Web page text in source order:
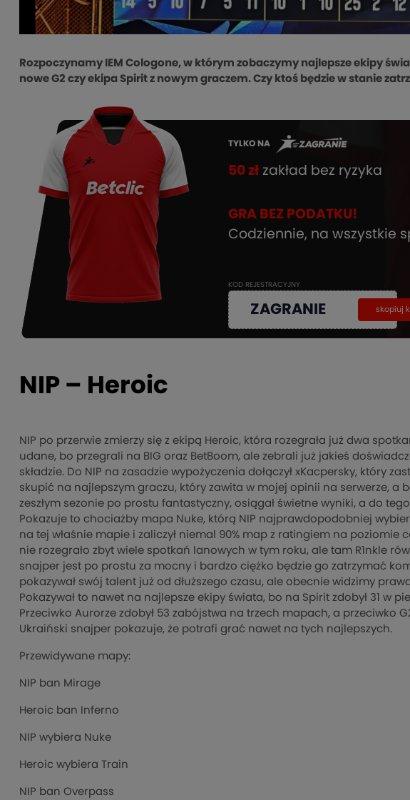
Rozpoczynamy IEM Cologone, w którym zobaczymy najlepsze ekipy
nowe G2 czy ekipa Spirit z nowym graczem. Czy ktoś będzie w stanie
TYLKO NA
50 zł zakład bez ryzyka
GRA BEZ PODATKU!
Codziennie, na wszystkie
KOD REJESTRACYJNY
ZAGRANIE kopiuj
skopiuj
NIP – Heroic
NIP po przerwie zmierzy się z ekipą Heroic, która rozegrała już dwa
udane, bo przegrali na BIG oraz BetBoom, ale zebrali już jakieś
składzie. Do NIP na zasadzie wypożyczenia dołączył xKacpersky, który
skupić na najlepszym graczu, który zawita w mojej opinii na serwerze, a
zeszłym sezonie po prostu fantastyczny, osiągał świetne wyniki, a do
Pokazuje to chociażby mapa Nuke, którą NIP najprawdopodobniej
na tej właśnie mapie i zaliczył niemal 90% map z ratingiem na poziomie
nie rozegrało zbyt wiele spotkań lanowych w tym roku, ale tam R1nkle
snajper jest po prostu za mocny i bardzo ciężko będzie go zatrzymać
pokazywał swój talent już od dłuższego czasu, ale obecnie widzimy
Pokazywał to nawet na najlepsze ekipy świata, bo na Spirit zdobył 31 w
Przeciwko Aurorze zdobył 53 zabójstwa na trzech mapach, a przeciwko
Ukraiński snajper pokazuje, że potrafi grać nawet na tych najlepszych.
Przewidywane mapy:
NIP ban Mirage
Heroic ban Inferno
NIP wybiera Nuke
Heroic wybiera Train
NIP ban Overpass